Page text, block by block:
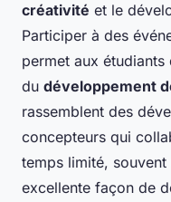
créativité et le
Participer à des
permet aux étudiants
du développement
rassemblent des
concepteurs qui
temps limité,
excellente façon de